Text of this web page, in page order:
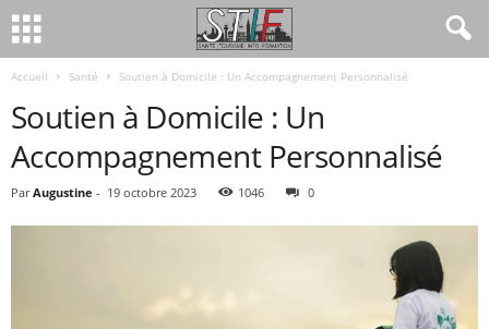
Accueil Santé Soutien à Domicile : Un Accompagnement Personnalisé
Soutien à Domicile : Un
Accompagnement Personnalisé
Par Augustine - 19 octobre 2023 1046 0